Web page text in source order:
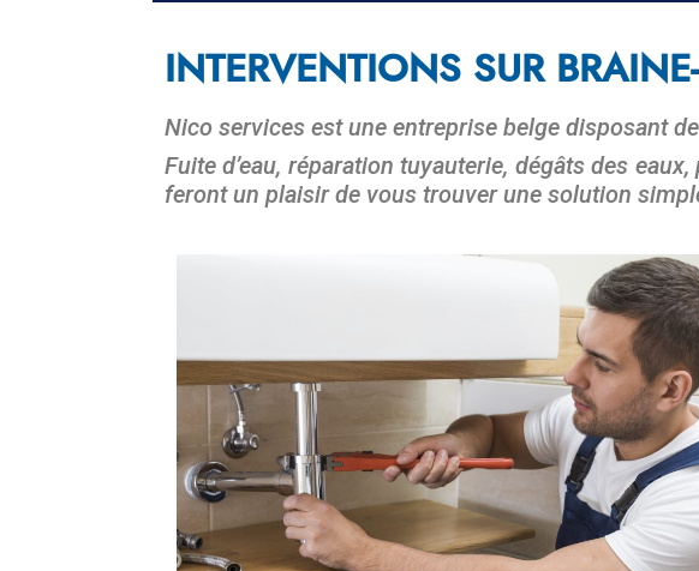
INTERVENTIONS SUR
Nico services est une entreprise belge disposant
Fuite d’eau, réparation tuyauterie, dégâts des
feront un plaisir de vous trouver une solution